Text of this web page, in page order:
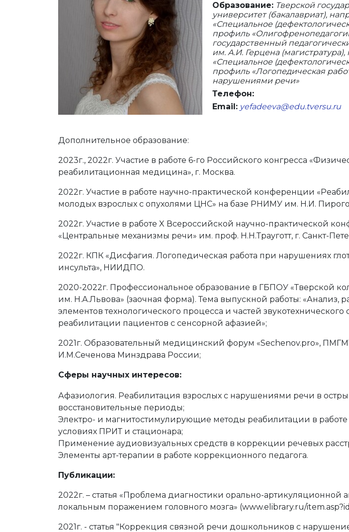
Образование: Тверской
университет (бакалавриат),
«Специальное
профиль
государственный
им. А.И. Герцена
«Специальное
профиль «Логопедическая
нарушениями речи»
Телефон:
Email: yefadeeva@edu.tversu.ru
Дополнительное образование:
2023г., 2022г. Участие в работе 6-го Российского конгресса
реабилитационная медицина», г. Москва.
2022г. Участие в работе научно-практической конференции
молодых взрослых с опухолями ЦНС» на базе РНИМУ им. Н.И.
2022г. Участие в работе X Всероссийской научно-практической
«Центральные механизмы речи» им. проф. Н.Н.Трауготт, г. Санкт-
2022г. КПК «Дисфагия. Логопедическая работа при нарушениях
инсульта», НИИДПО.
2020-2022г. Профессиональное образование в ГБПОУ «Тверской
им. Н.А.Львова» (заочная форма). Тема выпускной работы: «Анализ,
элементов технологического процесса и частей
реабилитации пациентов с сенсорной афазией»;
2021г. Образовательный медицинский форум «Sechenov.pro»,
И.М.Сеченова Минздрава России;
Сферы научных интересов:
Афазиология. Реабилитация взрослых с нарушениями речи в
восстановительные периоды;
Электро- и магнитостимулирующие методы реабилитации в работе
условиях ПРИТ и стационара;
Применение аудиовизуальных средств в коррекции речевых
Элементы арт-терапии в работе коррекционного педагога.
Публикации:
2022г. – статья «Проблема диагностики орально-артикуляционной
локальным поражением головного мозга» (www.elibrary.ru/
2021г. - статья "Коррекция связной речи дошкольников с